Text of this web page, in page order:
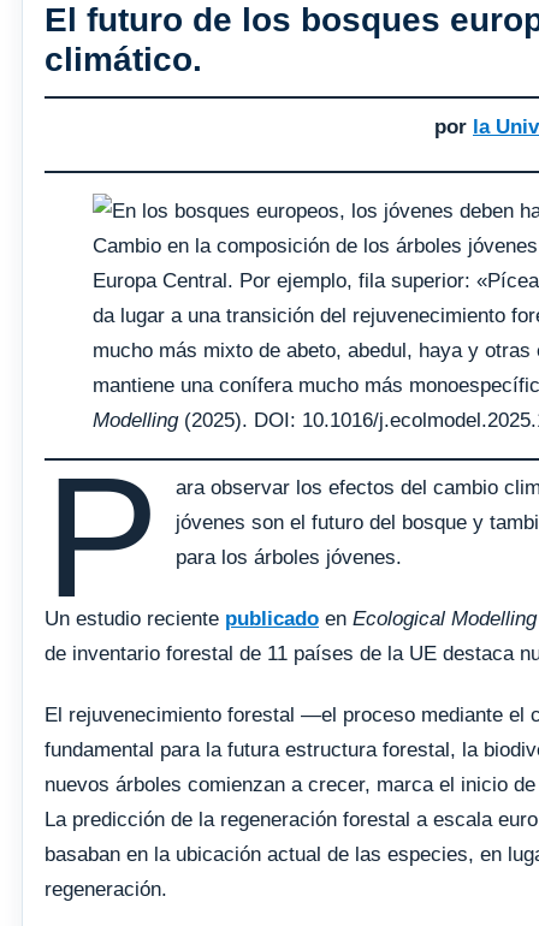
El futuro de los bosques
climático.
por la
Cambio en la composición de los árboles
Europa Central. Por ejemplo, fila superior:
da lugar a una transición del rejuvenecimiento
mucho más mixto de abeto, abedul, haya y
mantiene una conífera mucho más
Modelling(2025). DOI: 10.1016/
P
ara observar los efectos del cambio
jóvenes son el futuro del bosque y
para los árboles jóvenes.
Un estudio reciente publicado en Ecological Modelling
de inventario forestal de 11 países de la UE destaca
El rejuvenecimiento forestal —el proceso mediante
fundamental para la futura estructura forestal, la
nuevos árboles comienzan a crecer, marca el inicio
La predicción de la regeneración forestal a escala
basaban en la ubicación actual de las especies, en
regeneración.